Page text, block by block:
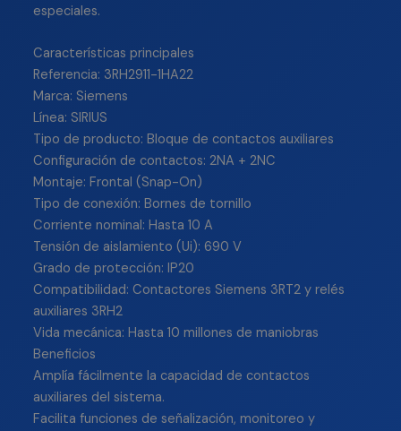
especiales.
Características principales
Referencia: 3RH2911-1HA22
Marca: Siemens
Línea: SIRIUS
Tipo de producto: Bloque de contactos auxiliares
Configuración de contactos: 2NA + 2NC
Montaje: Frontal (Snap-On)
Tipo de conexión: Bornes de tornillo
Corriente nominal: Hasta 10 A
Tensión de aislamiento (Ui): 690 V
Grado de protección: IP20
Compatibilidad: Contactores Siemens 3RT2 y relés
auxiliares 3RH2
Vida mecánica: Hasta 10 millones de maniobras
Beneficios
Amplía fácilmente la capacidad de contactos
auxiliares del sistema.
Facilita funciones de señalización, monitoreo y